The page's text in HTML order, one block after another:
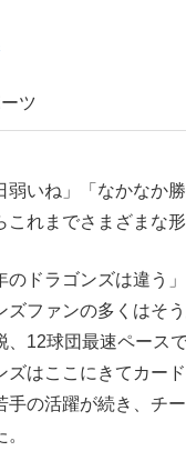
ツ
弱いね」「なかなか
これまでさまざまな
のドラゴンズは違う
ズファンの多くはそ
、12球団最速ペース
ズはここにきてカー
手の活躍が続き、チ